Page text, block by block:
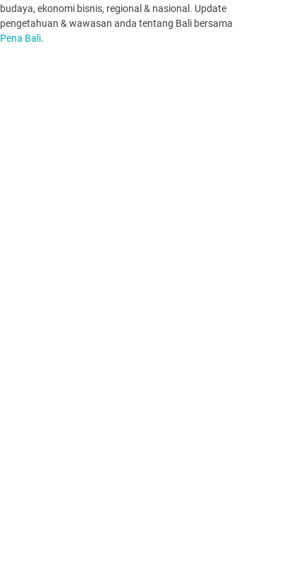
budaya, ekonomi bisnis, regional & nasional. Update
pengetahuan & wawasan anda tentang Bali bersama
Pena Bali.